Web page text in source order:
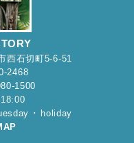
西石切町5-6-51
2468
1500
･ holiday